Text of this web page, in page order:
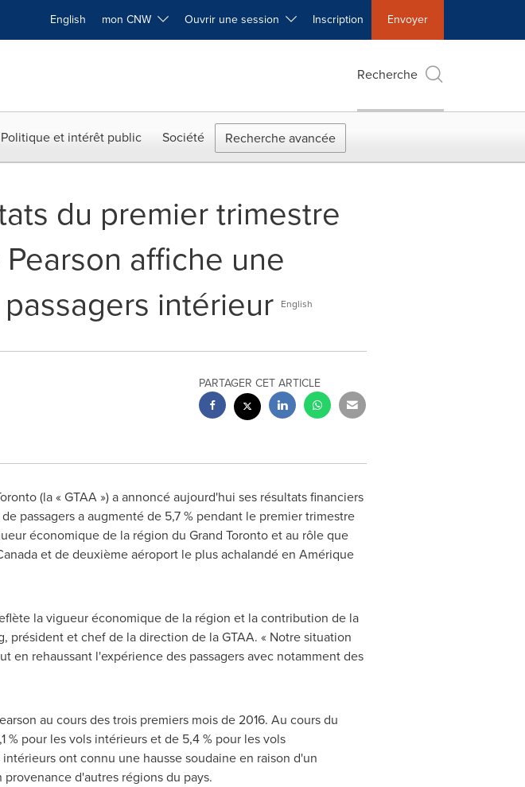
English mon CNW Ouvrir une session Inscription Envoyer
Recherche
Politique et intérêt public Société Recherche avancée
du premier trimestre
affiche une
intérieur English
PARTAGER CET ARTICLE
(la « GTAA ») a annoncé aujourd'hui ses résultats financiers
passagers a augmenté de 5,7 % pendant le premier trimestre
économique de la région du Grand Toronto et au rôle que
et de deuxième aéroport le plus achalandé en Amérique
la vigueur économique de la région et la contribution de la
, président et chef de la direction de la GTAA. « Notre situation
rehaussant l'expérience des passagers avec notamment des
au cours des trois premiers mois de 2016. Au cours du
% pour les vols intérieurs et de 5,4 % pour les vols
ont connu une hausse soudaine en raison d'un
d'autres régions du pays.